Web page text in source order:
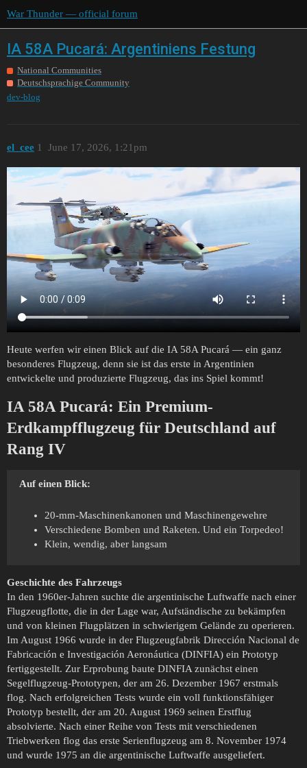
War Thunder — official forum
IA 58A Pucará: Argentiniens Festung
National Communities
Deutschsprachige Community
dev-blog
el_cee June 17, 2026, 1:21pm
1
Heute werfen wir einen Blick auf die IA 58A Pucará — ein ganz
besonderes Flugzeug, denn sie ist das erste in Argentinien
entwickelte und produzierte Flugzeug, das ins Spiel kommt!
IA 58A Pucará: Ein Premium-
Erdkampfflugzeug für Deutschland auf
Rang IV
Auf einen Blick:
20-mm-Maschinenkanonen und Maschinengewehre
Verschiedene Bomben und Raketen. Und ein Torpedeo!
Klein, wendig, aber langsam
Geschichte des Fahrzeugs
In den 1960er-Jahren suchte die argentinische Luftwaffe nach einer
Flugzeugflotte, die in der Lage war, Aufständische zu bekämpfen
und von kleinen Flugplätzen in schwierigem Gelände zu operieren.
Im August 1966 wurde in der Flugzeugfabrik Dirección Nacional de
Fabricación e Investigación Aeronáutica (DINFIA) ein Prototyp
fertiggestellt. Zur Erprobung baute DINFIA zunächst einen
Segelflugzeug-Prototypen, der am 26. Dezember 1967 erstmals
flog. Nach erfolgreichen Tests wurde ein voll funktionsfähiger
Prototyp bestellt, der am 20. August 1969 seinen Erstflug
absolvierte. Nach einer Reihe von Tests mit verschiedenen
Triebwerken flog das erste Serienflugzeug am 8. November 1974
und wurde 1975 an die argentinische Luftwaffe ausgeliefert.